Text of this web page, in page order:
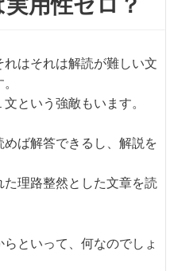
はそれは解読が難しい文
という強敵もいます。
ば解答できるし、解説を
理路整然とした文章を読
といって、何なのでしょ